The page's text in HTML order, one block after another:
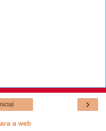
›
a web